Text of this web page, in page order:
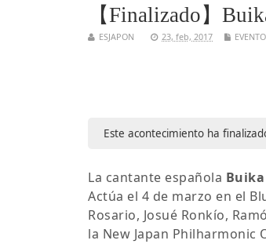
【Finalizado】
ESJAPON 23, feb, 2017
Este acontecimiento ha
La cantante española Buika
Actúa el 4 de marzo en el
Rosario, Josué Ronkío,
la New Japan Philharmonic